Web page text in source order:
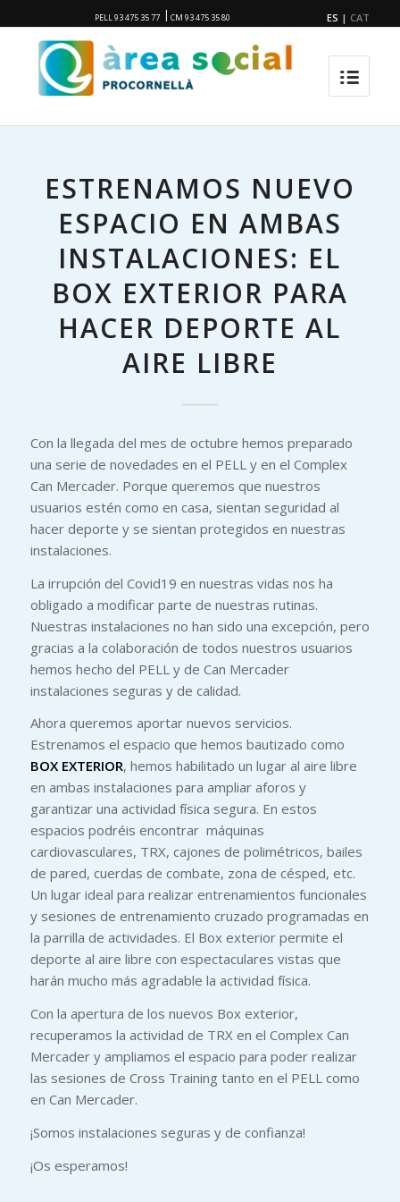
PELL 93 475 35 77 | CM 93 475 35 80 ES | CAT
ESTRENAMOS NUEVO
ESPACIO EN AMBAS
INSTALACIONES: EL
BOX EXTERIOR PARA
HACER DEPORTE AL
AIRE LIBRE
Con la llegada del mes de octubre hemos preparado
una serie de novedades en el PELL y en el Complex
Can Mercader. Porque queremos que nuestros
usuarios estén como en casa, sientan seguridad al
hacer deporte y se sientan protegidos en nuestras
instalaciones.
La irrupción del Covid19 en nuestras vidas nos ha
obligado a modificar parte de nuestras rutinas.
Nuestras instalaciones no han sido una excepción, pero
gracias a la colaboración de todos nuestros usuarios
hemos hecho del PELL y de Can Mercader
instalaciones seguras y de calidad.
Ahora queremos aportar nuevos servicios.
Estrenamos el espacio que hemos bautizado como
BOX EXTERIOR, hemos habilitado un lugar al aire libre
en ambas instalaciones para ampliar aforos y
garantizar una actividad física segura. En estos
espacios podréis encontrar máquinas
cardiovasculares, TRX, cajones de polimétricos, bailes
de pared, cuerdas de combate, zona de césped, etc.
Un lugar ideal para realizar entrenamientos funcionales
y sesiones de entrenamiento cruzado programadas en
la parrilla de actividades. El Box exterior permite el
deporte al aire libre con espectaculares vistas que
harán mucho más agradable la actividad física.
Con la apertura de los nuevos Box exterior,
recuperamos la actividad de TRX en el Complex Can
Mercader y ampliamos el espacio para poder realizar
las sesiones de Cross Training tanto en el PELL como
en Can Mercader.
¡Somos instalaciones seguras y de confianza!
¡Os esperamos!